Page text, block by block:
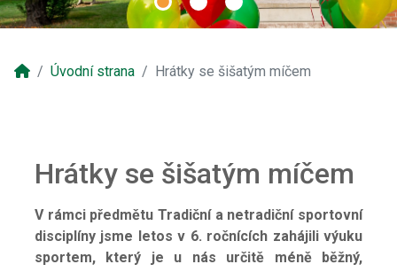
Úvodní strana Hrátky se šišatým míčem
Hrátky se šišatým míčem
V rámci předmětu Tradiční a netradiční sportovní
disciplíny jsme letos v 6. ročnících zahájili výuku
sportem, který je u nás určitě méně běžný,